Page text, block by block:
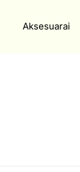
Aksesuarai